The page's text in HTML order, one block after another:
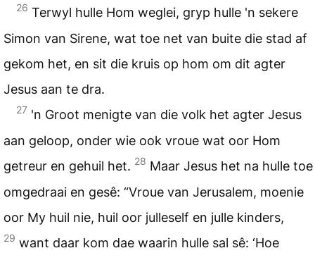
26 Terwyl hulle Hom weglei, gryp hulle 'n sekere
Simon van Sirene, wat toe net van buite die stad af
gekom het, en sit die kruis op hom om dit agter
Jesus aan te dra.
27 'n Groot menigte van die volk het agter Jesus
aan geloop, onder wie ook vroue wat oor Hom
getreur en gehuil het. 28 Maar Jesus het na hulle toe
omgedraai en gesê: “Vroue van Jerusalem, moenie
oor My huil nie, huil oor julleself en julle kinders,
29 want daar kom dae waarin hulle sal sê: ‘Hoe